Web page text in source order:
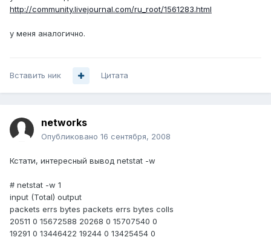
http://community.livejournal.com/ru_root/1561283.html
у меня аналогично.
Вставить ник Цитата
networks
Опубликовано 16 сентября, 2008
Кстати, интересный вывод netstat -w
# netstat -w 1
input (Total) output
packets errs bytes packets errs bytes colls
20511 0 15672588 20268 0 15707540 0
19291 0 13446422 19244 0 13425454 0